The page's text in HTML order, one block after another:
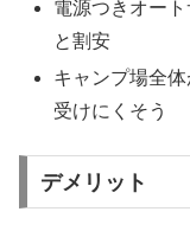
電源つきオー
と割安
キャンプ場全
受けにくそう
デメリット